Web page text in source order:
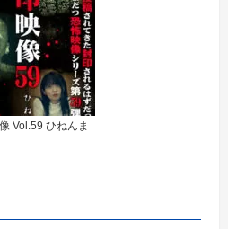
Vol.59 ひねんま